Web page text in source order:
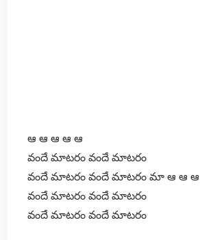
ఆ ఆ ఆ ఆ ఆ
వందే మాటరం వందే మాటరం
వందే మాటరం వందే మాటరం మా ఆ ఆ ఆ
వందే మాటరం వందే మాటరం
వందే మాటరం వందే మాటరం